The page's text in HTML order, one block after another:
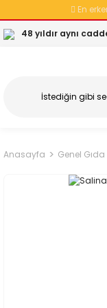
En
48 yıldır aynı
Anasayfa Genel Gıda